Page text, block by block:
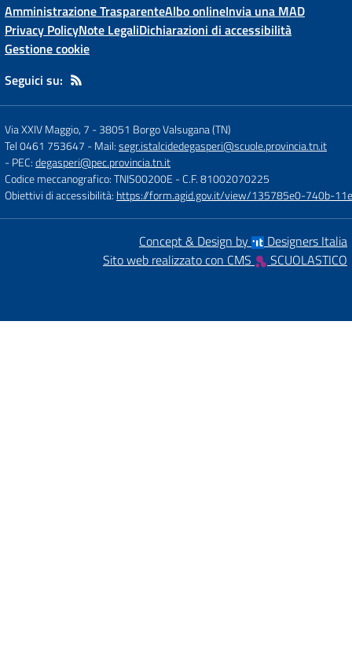
Amministrazione TrasparenteAlbo onlineInvia una MAD
Privacy PolicyNote LegaliDichiarazioni di accessibilità
Gestione cookie
Seguici su:
Via XXIV Maggio, 7 -38051 Borgo Valsugana (TN)
Tel 0461 753647 - Mail:segr.istalcidedegasperi@scuole.provincia.tn.it
- PEC:degasperi@pec.provincia.tn.it
Codice meccanografico: TNIS00200E - C.F. 81002070225
Obiettivi di accessibilità: https://form.agid.gov.it/view/135785e0-740b-
Concept & Design by
Designers Italia
Sito web realizzato con CMS
SCUOLASTICO